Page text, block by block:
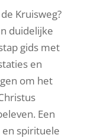
Kruisweg?
duidelijke
gids met
en
om het
Een
spirituele